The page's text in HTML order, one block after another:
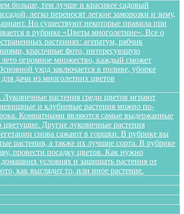
больше, тем лучше и красивее садовый
легко переносят легкие заморозки и зиму,
Но существуют некоторые правила при
в рубрике «Цветы многолетние». Все о
растениях: агератум, рябчик
красочные фото, интересующую
огромное множество, каждый сможет
уход заключается в поливе, уборке
дачи из многолетних цветов
растения среди цветов играют
и клубневые растения можно по-
Комнатными являются самые выдержанные
цветущие. Другие луковичные растения
снова сажают в горшки. В рубрике вы
растения, а также их лучшие сорта. В рубрике
провести посадку цветов. Как нужно
условиях и защищать растения от
как выглядит то, или иное растение.